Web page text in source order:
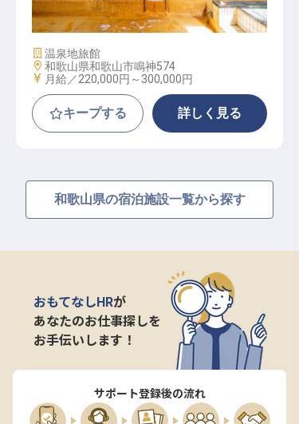
上）
施設業態
温泉地旅館
勤務地
和歌山県和歌山市鳴神574
給与
月給／220,000円～ 300,000円
キープする 詳しく見る
和歌山県の宿泊施設一覧から探す
おもてなしHRが
あなたのお仕事探しを
お手伝いします！
サポート登録後の流れ